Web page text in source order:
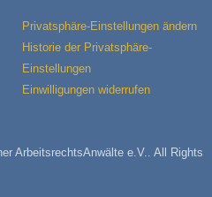
Privatsphäre-Einstellungen ändern
Historie der Privatsphäre-
Einstellungen
Einwilligungen widerrufen
ArbeitsrechtsAnwälte e.V.. All Rights